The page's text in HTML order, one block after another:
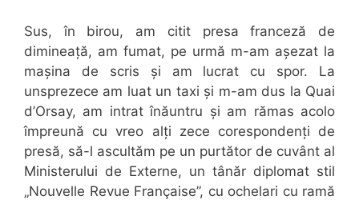
Sus, în birou, am citit presa franceză de
dimineață, am fumat, pe urmă m-am așezat la
mașina de scris și am lucrat cu spor. La
unsprezece am luat un taxi și m-am dus la Quai
d’Orsay, am intrat înăuntru și am rămas acolo
împreună cu vreo alți zece corespondenți de
presă, să-l ascultăm pe un purtător de cuvânt al
Ministerului de Externe, un tânăr diplomat stil
„Nouvelle Revue Française”, cu ochelari cu ramă